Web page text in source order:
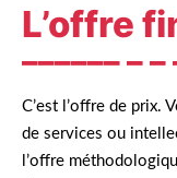
L’offre
C’est l’offre de prix.
de services ou
l’offre